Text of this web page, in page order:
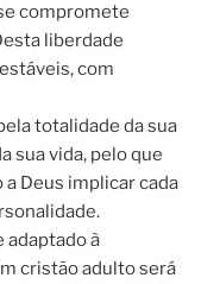
compromete
liberdade
com
totalidade da sua
sua vida, pelo que
a Deus implicar cada
adaptado à
cristão adulto será